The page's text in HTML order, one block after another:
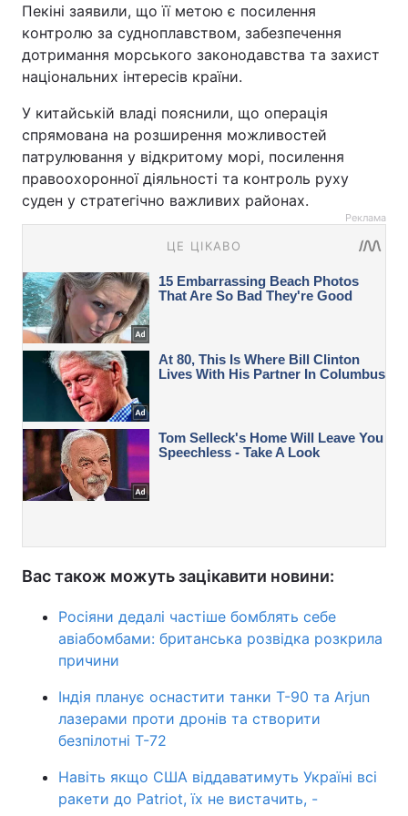
Пекіні заявили, що її метою є посилення
контролю за судноплавством, забезпечення
дотримання морського законодавства та захист
національних інтересів країни.
У китайській владі пояснили, що операція
спрямована на розширення можливостей
патрулювання у відкритому морі, посилення
правоохоронної діяльності та контроль руху
суден у стратегічно важливих районах.
Реклама
Вас також можуть зацікавити новини:
Росіяни дедалі частіше бомблять себе
авіабомбами: британська розвідка розкрила
причини
Індія планує оснастити танки Т-90 та Arjun
лазерами проти дронів та створити
безпілотні Т-72
Навіть якщо США віддаватимуть Україні всі
ракети до Patriot, їх не вистачить, -